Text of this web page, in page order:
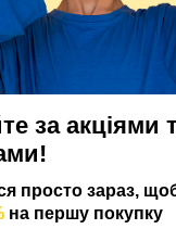
за акціями
просто зараз,
на першу покупку